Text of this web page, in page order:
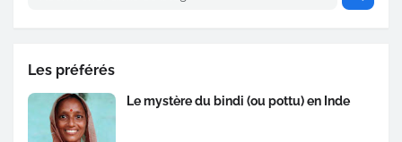
Les préférés
Le mystère du bindi (ou pottu) en Inde